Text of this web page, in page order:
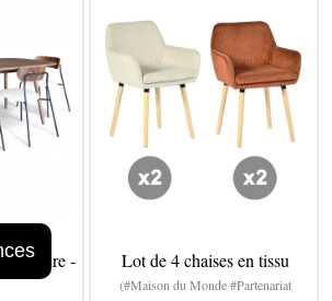
-
Lot de 4 chaises en tissu
(#Maison du Monde #Partenariat